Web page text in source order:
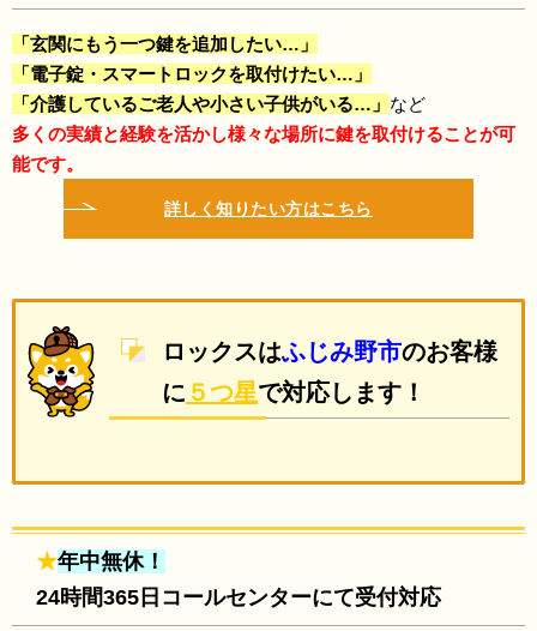
「玄関にもう一つ鍵を追加したい…」
「電子錠・スマートロックを取付けたい…」
「介護しているご老人や小さい子供がいる…」 など
多くの実績と経験を活かし様々な場所に鍵を取付けることが可
能です。
詳しく知りたい方はこちら
ロックスはふじみ野市のお客様
に ５つ星で対応します！
★年中無休！
24時間365日コールセンターにて受付対応